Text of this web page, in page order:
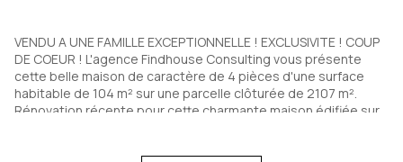
VENDU A UNE FAMILLE EXCEPTIONNELLE ! EXCLUSIVITE ! COUP
DE COEUR ! L'agence Findhouse Consulting vous présente
cette belle maison de caractère de 4 pièces d'une surface
habitable de 104 m² sur une parcelle clôturée de 2107 m².
Rénovation récente pour cette charmante maison édifiée sur